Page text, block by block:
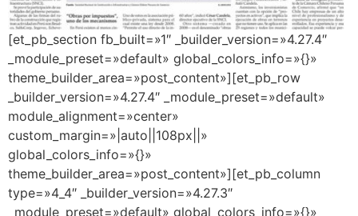
[et_pb_section fb_built=»1″ _builder_version=»4.27.4″
_module_preset=»default» global_colors_info=»{}»
theme_builder_area=»post_content»][et_pb_row
_builder_version=»4.27.4″ _module_preset=»default»
module_alignment=»center»
custom_margin=»|auto||108px||»
global_colors_info=»{}»
theme_builder_area=»post_content»][et_pb_column
type=»4_4″ _builder_version=»4.27.3″
_module_preset=»default» global_colors_info=»{}»